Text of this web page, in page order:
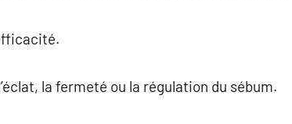
la fermeté ou la régulation du sébum.